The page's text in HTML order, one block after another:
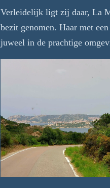
Verleidelijk ligt zij daar, La
bezit genomen. Haar met
juweel in de prachtige